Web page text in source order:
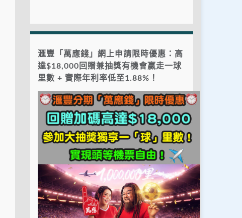
滙豐「萬應錢」網上申請限時優惠：高
達$18,000回贈兼抽獎有機會贏走一球
里數 + 實際年利率低至1.88%！